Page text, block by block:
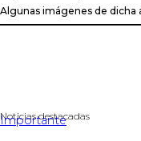
Algunas imágenes de dicha
Noticias destacadas
Importante